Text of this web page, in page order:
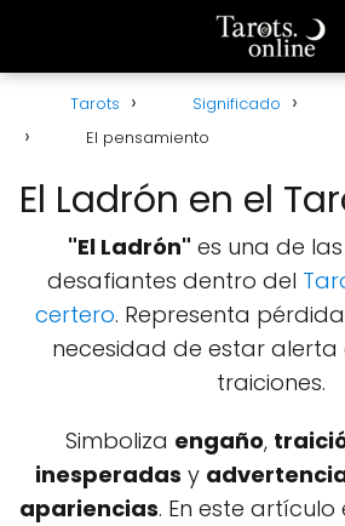
Tarots Significado
El pensamiento
El Ladrón en el
"El Ladrón" es una de
desafiantes dentro del
certero. Representa
necesidad de estar alerta
traiciones.
Simboliza engaño,
inesperadas y
apariencias. En este